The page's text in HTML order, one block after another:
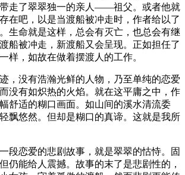
走了翠翠独一的亲人——祖父。或者他就
在吧，以是当渡船被冲走时，作者给以了
生命就是这样，总会有灭亡，也总会有继
船被冲走，新渡船又会呈现。正如担任了
样，如故在做着摆渡人的工作。
，没有浩瀚光鲜的人物，乃至单纯的恋爱
没有如炽热的火焰。就在这平庸之中，作
舒适的糊口画面。如山间的溪水清流委
飘悠然。但却是糊口的真谛。这就是我所
段恋爱的悲剧故事，就是翠翠的怙恃。固
仍能给人震撼。故事的末了是悲剧性的，